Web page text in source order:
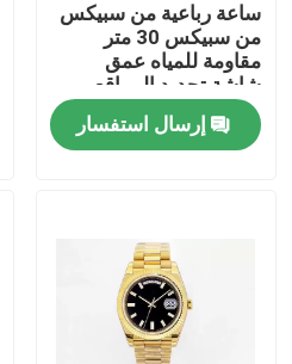
المنزل
فيديوهات
ساعة رباعية من سبيكس
من سبيكس 30 متر
مقاومة للمياه عمق
شاشة تحديد المواقع
إرسال استفسار